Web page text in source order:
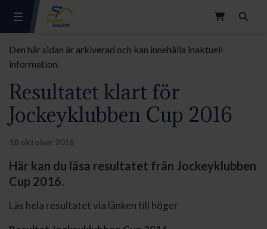
Den här sidan är arkiverad och kan innehålla inaktuell
information.
Resultatet klart för
Jockeyklubben Cup 2016
18 oktober 2016
Här kan du läsa resultatet från Jockeyklubben
Cup 2016.
Läs hela resultatet via länken till höger